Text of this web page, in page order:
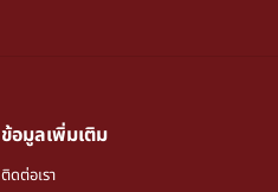
ข้อมูลเพิ่มเติม
ติดต่อเรา